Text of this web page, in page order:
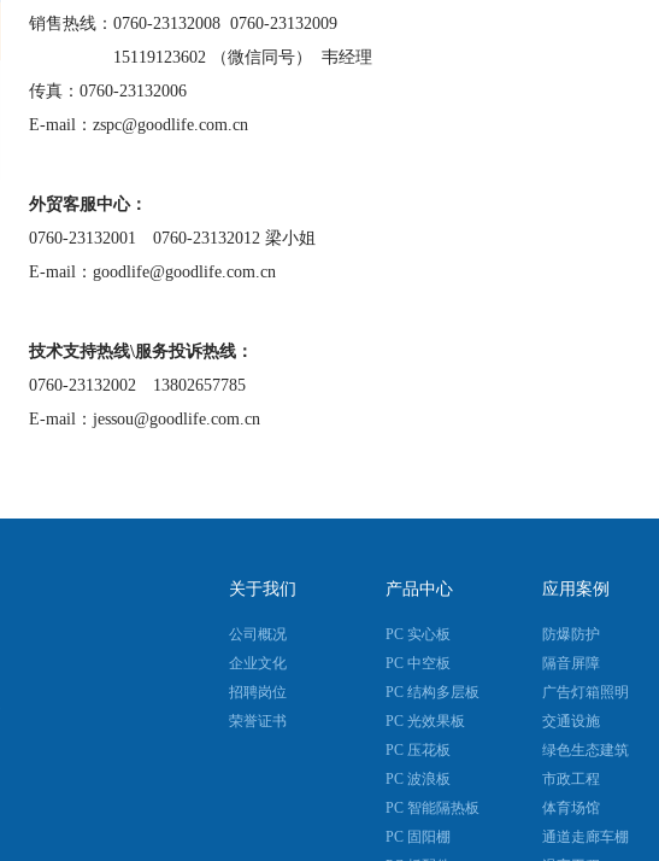
销售热线：0760-23132008 0760-23132009
15119123602 （微信同号） 韦经理
传真：0760-23132006
E-mail：zspc@goodlife.com.cn
外贸客服中心：
0760-23132001 0760-23132012 梁小姐
E-mail：goodlife@goodlife.com.cn
技术支持热线\服务投诉热线：
0760-23132002 13802657785
E-mail：jessou@goodlife.com.cn
关于我们
公司概况
企业文化
招聘岗位
荣誉证书
产品中心
PC 实心板
PC 中空板
PC 结构多层板
PC 光效果板
PC 压花板
PC 波浪板
PC 智能隔热板
PC 固阳棚
应用案例
防爆防护
隔音屏障
广告灯箱照明
交通设施
绿色生态建筑
市政工程
体育场馆
通道走廊车棚